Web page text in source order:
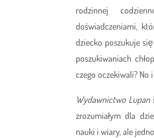
rodzinnej
doświadczeniami,
dziecko poszukuje
poszukiwaniach
czego oczekiwali?
Wydawnictwo Lupani
zrozumiałym dla
nauki i wiary, ale